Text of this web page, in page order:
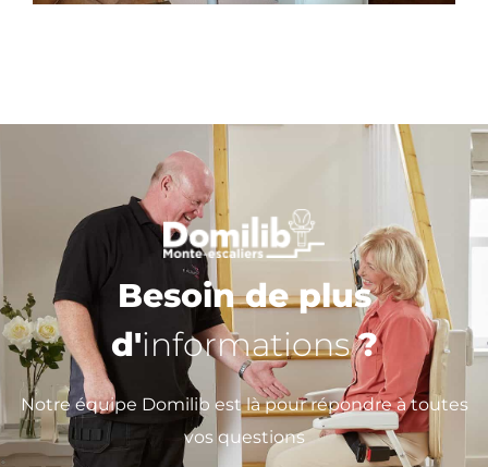
Besoin de plus
d'informations?
Notre équipe Domilib est là pour répondre à toutes
vos questions